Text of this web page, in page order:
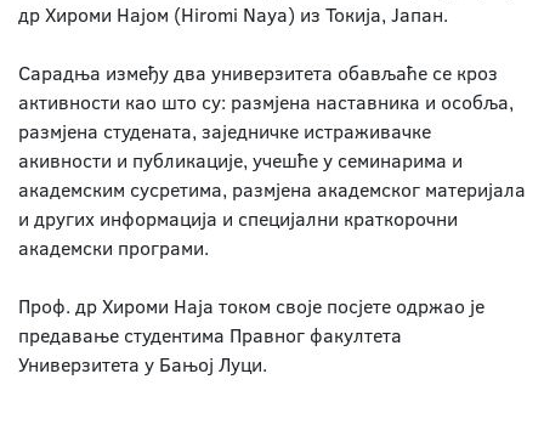
др Хироми Најом (Hiromi Naya) из Токија, Јапан.
Сарадња између два универзитета обављаће се кроз
активности као што су: размјена наставника и особља,
размјена студената, заједничке истраживачке
акивности и публикације, учешће у семинарима и
академским сусретима, размјена академског материјала
и других информација и специјални краткорочни
академски програми.
Проф. др Хироми Наја током своје посјете одржао је
предавање студентима Правног факултета
Универзитета у Бањој Луци.